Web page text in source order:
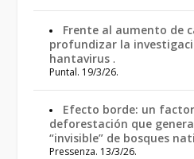
Frente al aumento de
profundizar la
hantavirus .
Puntal. 19/3/26.
Efecto borde: un
deforestación que
“invisible” de bosques
Pressenza. 13/3/26.